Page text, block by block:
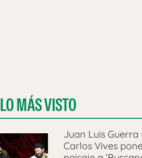
LO MÁS VISTO
Juan Luis Guerra
Carlos Vives